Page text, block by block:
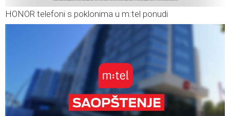
HONOR telefoni s poklonima u m:tel ponudi